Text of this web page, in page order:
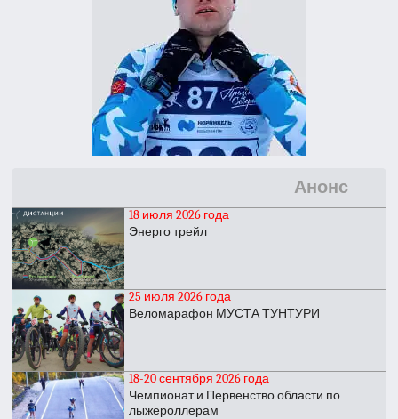
Анонс
18 июля 2026 года
Энерго трейл
25 июля 2026 года
Веломарафон МУСТА ТУНТУРИ
18-20 сентября 2026 года
Чемпионат и Первенство области по
лыжероллерам